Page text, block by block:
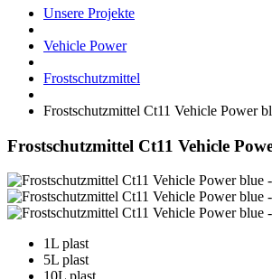
Unsere Projekte
Vehicle Power
Frostschutzmittel
Frostschutzmittel Ct11 Vehicle Power
Frostschutzmittel Ct11 Vehicle
1L plast
5L plast